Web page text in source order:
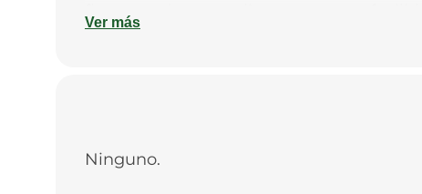
flotar en el agua y dispersarse con
Ver más
Ninguno.